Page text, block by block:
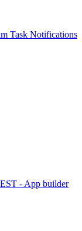
Task Notifications
- App builder